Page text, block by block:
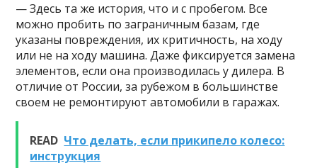
— Здесь та же история, что и с пробегом. Все
можно пробить по заграничным базам, где
указаны повреждения, их критичность, на ходу
или не на ходу машина. Даже фиксируется замена
элементов, если она производилась у дилера. В
отличие от России, за рубежом в большинстве
своем не ремонтируют автомобили в гаражах.
READ Что делать, если прикипело колесо:
инструкция